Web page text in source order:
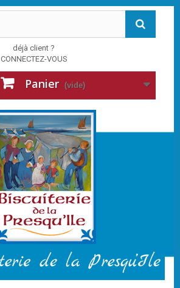
déjà client ?
CONNECTEZ-VOUS
Panier (vide)